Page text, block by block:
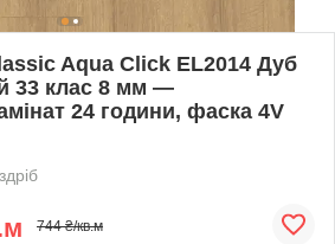
Aqua Click EL2014 Дуб
33 клас 8 мм —
24 години, фаска 4V
744 ₴/кв.м